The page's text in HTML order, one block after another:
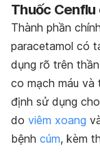
Thuốc Cenflu
Thành phần
paracetamol có
dụng rõ trên
co mạch máu và
định sử dụng
do viêm xoang
bệnh cúm, kèm